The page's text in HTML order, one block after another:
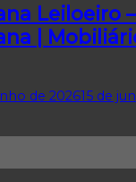
Leiloeiro
|
de 202615 de